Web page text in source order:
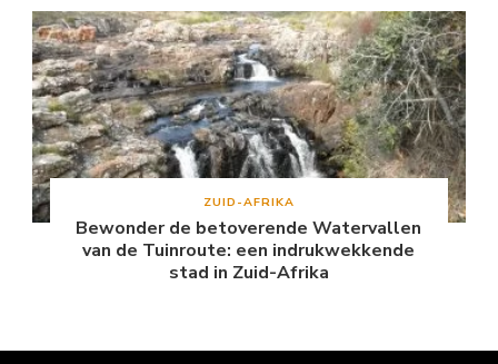
ZUID-AFRIKA
Bewonder de betoverende Watervallen
van de Tuinroute: een indrukwekkende
stad in Zuid-Afrika